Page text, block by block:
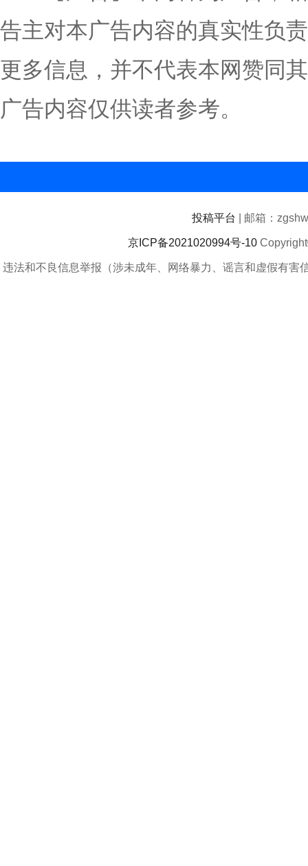
告主对本广告内容的真实性负
更多信息，并不代表本网赞同
广告内容仅供读者参考。
投稿平台 | 邮箱：
京ICP备2021020994号-10
违法和不良信息举报（涉未成年、网络暴力、谣言和虚假有